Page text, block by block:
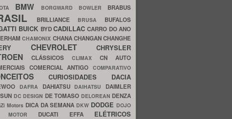
BMW BORGWARD BOWLER BRABUS
BRILLIANCE BRUSA BUFALOS
BUICK BYDCADILLACCARRO DO ANO
CHAMONIX CHANACHANGANCHANGHE
CHEVROLET CHRYSLER
CLÁSSICOS CLIMAX CN AUTO
COMERCIAL ANTIGOCOMPARATIVO
CURIOSIDADES DACIA
DAFRA DAHIATSU DAIHATSU DAIMLER
DC DESIGN DE TOMASO DELOREAN DENZA
Motors DICA DA SEMANA DKW DODGE DOJO
MOTOR DUCATI EFFA ELÉTRICOS